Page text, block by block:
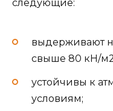
следующие:
выдерживают
свыше 80 кН/
устойчивы к
условиям;